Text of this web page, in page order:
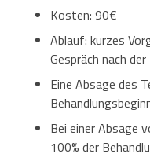
Kosten: 90€
Ablauf: kurzes
Gespräch nach
Eine Absage des
Bei einer Absage
100% der